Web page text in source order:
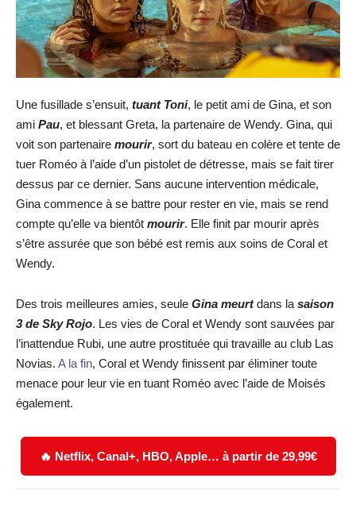
Une fusillade s’ensuit, tuant Toni, le petit ami de Gina, et son
ami Pau, et blessant Greta, la partenaire de Wendy. Gina, qui
voit son partenaire mourir, sort du bateau en colère et tente de
tuer Roméo à l’aide d’un pistolet de détresse, mais se fait tirer
dessus par ce dernier. Sans aucune intervention médicale,
Gina commence à se battre pour rester en vie, mais se rend
compte qu’elle va bientôt mourir. Elle finit par mourir après
s’être assurée que son bébé est remis aux soins de Coral et
Wendy.
Des trois meilleures amies, seule Gina meurtdans la saison
3 de Sky Rojo. Les vies de Coral et Wendy sont sauvées par
l’inattendue Rubi, une autre prostituée qui travaille au club Las
Novias. A la fin, Coral et Wendy finissent par éliminer toute
menace pour leur vie en tuant Roméo avec l’aide de Moisés
également.
🔥 Netflix, Canal+, HBO, Apple… à partir de 29,99€